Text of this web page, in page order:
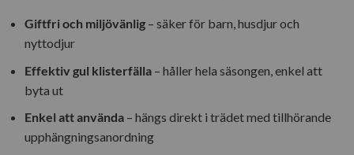
Giftfri och miljövänlig– säker för barn, husdjur och
nyttodjur
Effektiv gul klisterfälla– håller hela säsongen, enkel att
byta ut
Enkel att använda– hängs direkt i trädet med tillhörande
upphängningsanordning